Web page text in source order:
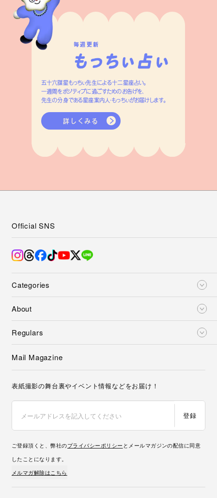
毎週更新
五十六謀星もっちぃ先生による十二星座占い。
一週間をポジティブに過ごすためのお告げを、
先生の分身である星座案内人・もっちぃがお届けします。
詳しくみる
Categories
About
Regulars
Official SNS
Mail Magazine
表紙撮影の舞台裏やイベント情報などをお届け！
登録
ご登録頂くと、弊社のプライバシーポリシー とメールマガジンの配信に同意
したことになります。
メルマガ解除はこちら